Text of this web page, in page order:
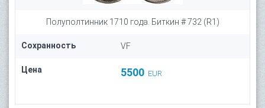
Полуполтинник 1710 года. Биткин # 732 (R1)
Сохранность VF
Цена 5500 EUR